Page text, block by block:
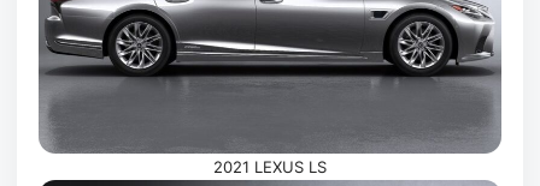
2021 LEXUS LS